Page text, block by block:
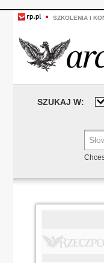
SZKOLENIA I
SZUKAJ W: